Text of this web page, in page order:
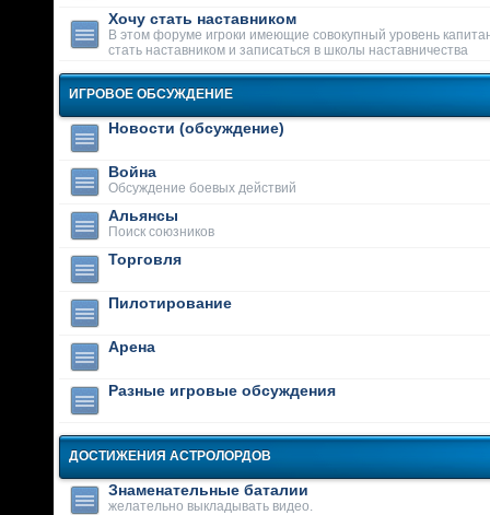
Хочу стать наставником
В этом форуме игроки имеющие совокупный уровень
стать наставником и записаться в школы наставничества
ИГРОВОЕ ОБСУЖДЕНИЕ
Новости (обсуждение)
Война
Обсуждение боевых действий
Альянсы
Поиск союзников
Торговля
Пилотирование
Арена
Разные игровые обсуждения
ДОСТИЖЕНИЯ АСТРОЛОРДОВ
Знаменательные баталии
желательно выкладывать видео.